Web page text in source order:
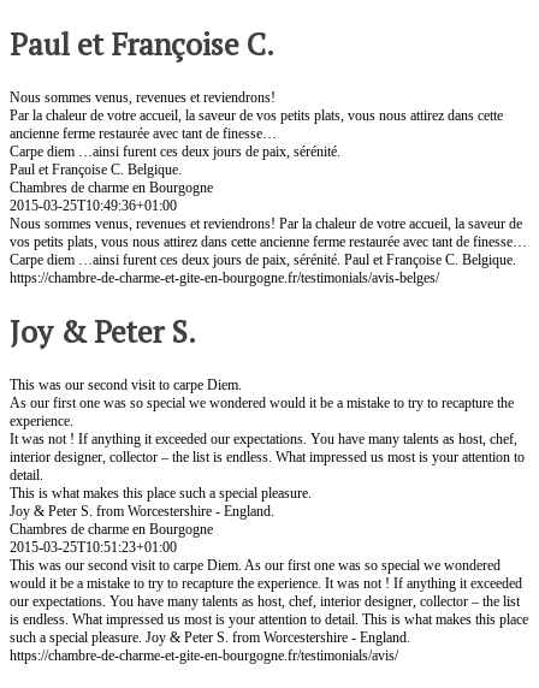
Paul et Françoise C.
Nous sommes venus, revenues et reviendrons!
Par la chaleur de votre accueil, la saveur de vos petits plats, vous nous attirez dans cette
ancienne ferme restaurée avec tant de finesse…
Carpe diem …ainsi furent ces deux jours de paix, sérénité.
Paul et Françoise C. Belgique.
Chambres de charme en Bourgogne
2015-03-25T10:49:36+01:00
Nous sommes venus, revenues et reviendrons! Par la chaleur de votre accueil, la saveur de
vos petits plats, vous nous attirez dans cette ancienne ferme restaurée avec tant de finesse…
Carpe diem …ainsi furent ces deux jours de paix, sérénité. Paul et Françoise C. Belgique.
https://chambre-de-charme-et-gite-en-bourgogne.fr/testimonials/avis-belges/
Joy & Peter S.
This was our second visit to carpe Diem.
As our first one was so special we wondered would it be a mistake to try to recapture the
experience.
It was not ! If anything it exceeded our expectations. You have many talents as host, chef,
interior designer, collector – the list is endless. What impressed us most is your attention to
detail.
This is what makes this place such a special pleasure.
Joy & Peter S. from Worcestershire - England.
Chambres de charme en Bourgogne
2015-03-25T10:51:23+01:00
This was our second visit to carpe Diem. As our first one was so special we wondered
would it be a mistake to try to recapture the experience. It was not ! If anything it exceeded
our expectations. You have many talents as host, chef, interior designer, collector – the list
is endless. What impressed us most is your attention to detail. This is what makes this place
such a special pleasure. Joy & Peter S. from Worcestershire - England.
https://chambre-de-charme-et-gite-en-bourgogne.fr/testimonials/avis/